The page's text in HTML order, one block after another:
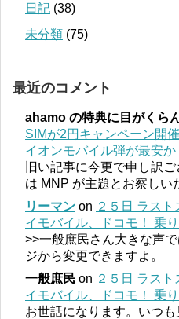
日記 (38)
未分類 (75)
最近のコメント
ahamo の特典に目がくら
SIMが2円キャンペーン開
イオンモバイル弾が最安か
旧い記事に今更で申し訳
は MNP が主題とお察しい
リーマン on ２５日 ラス
イモバイル、ドコモ！ 乗
>>一般庶民さん大きな声
ジから変更できますよ。
一般庶民 on ２５日 ラス
イモバイル、ドコモ！ 乗
お世話になります。いつ